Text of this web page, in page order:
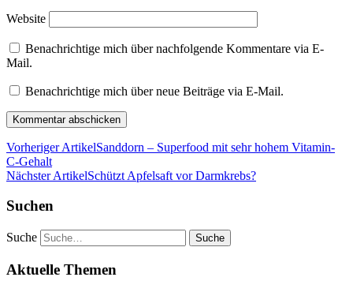
Website
Benachrichtige mich über nachfolgende Kommentare via E-
Mail.
Benachrichtige mich über neue Beiträge via E-Mail.
Vorheriger ArtikelSanddorn – Superfood mit sehr hohem Vitamin-
C-Gehalt
Nächster ArtikelSchützt Apfelsaft vor Darmkrebs?
Suchen
Suche
Aktuelle Themen